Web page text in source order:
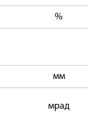
%
мм
мрад